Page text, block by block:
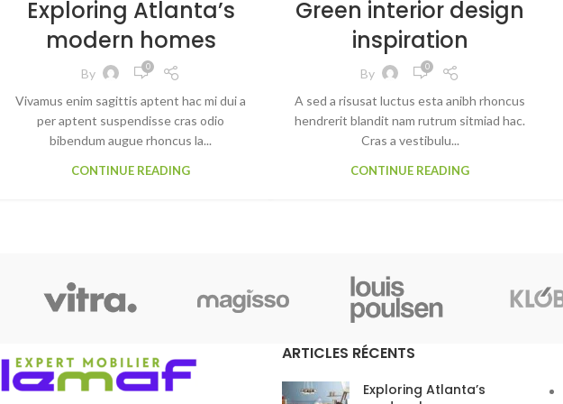
Exploring Atlanta’s
modern homes
By 0
Vivamus enim sagittis aptent hac mi dui a
per aptent suspendisse cras odio
bibendum augue rhoncus la...
CONTINUE READING
Green interior design
inspiration
By 0
A sed a risusat luctus esta anibh rhoncus
hendrerit blandit nam rutrum sitmiad hac.
Cras a vestibulu...
CONTINUE READING
ARTICLES RÉCENTS
Exploring Atlanta’s